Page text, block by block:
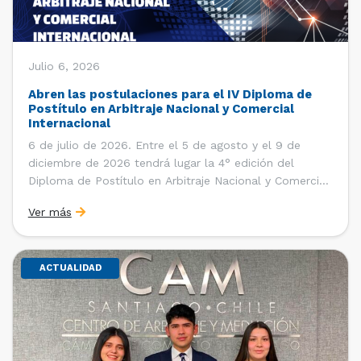
Julio 6, 2026
Abren las postulaciones para el IV Diploma de
Postítulo en Arbitraje Nacional y Comercial
Internacional
6 de julio de 2026. Entre el 5 de agosto y el 9 de
diciembre de 2026 tendrá lugar la 4° edición del
Diploma de Postítulo en Arbitraje Nacional y Comercial
Derecho Internacional de la Facultad de Derecho de la
Universidad de Chile y […]
Ver más
ACTUALIDAD